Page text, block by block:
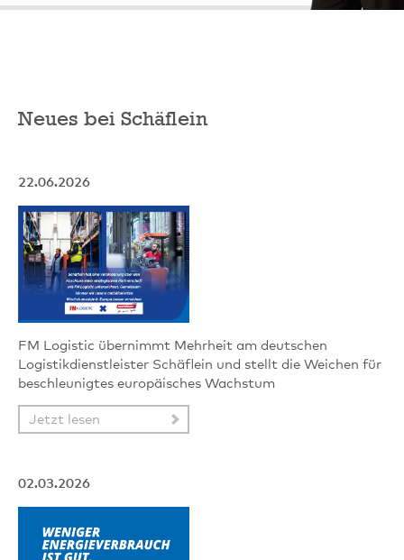
Neues bei Schäflein
22.06.2026
FM Logistic übernimmt Mehrheit am deutschen
Logistikdienstleister Schäflein und stellt die Weichen für
beschleunigtes europäisches Wachstum
Jetzt lesen
02.03.2026